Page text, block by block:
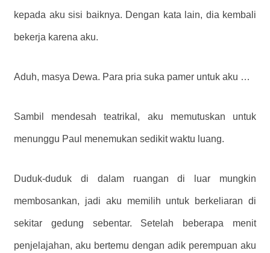
kepada aku sisi baiknya. Dengan kata lain, dia kembali
bekerja karena aku.
Aduh, masya Dewa. Para pria suka pamer untuk aku …
Sambil mendesah teatrikal, aku memutuskan untuk
menunggu Paul menemukan sedikit waktu luang.
Duduk-duduk di dalam ruangan di luar mungkin
membosankan, jadi aku memilih untuk berkeliaran di
sekitar gedung sebentar. Setelah beberapa menit
penjelajahan, aku bertemu dengan adik perempuan aku